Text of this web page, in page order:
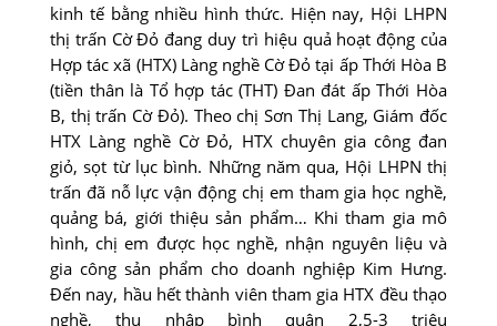
kinh tế bằng nhiều hình thức. Hiện nay, Hội LHPN
thị trấn Cờ Ðỏ đang duy trì hiệu quả hoạt động của
Hợp tác xã (HTX) Làng nghề Cờ Ðỏ tại ấp Thới Hòa B
(tiền thân là Tổ hợp tác (THT) Ðan đát ấp Thới Hòa
B, thị trấn Cờ Ðỏ). Theo chị Sơn Thị Lang, Giám đốc
HTX Làng nghề Cờ Ðỏ, HTX chuyên gia công đan
giỏ, sọt từ lục bình. Những năm qua, Hội LHPN thị
trấn đã nỗ lực vận động chị em tham gia học nghề,
quảng bá, giới thiệu sản phẩm… Khi tham gia mô
hình, chị em được học nghề, nhận nguyên liệu và
gia công sản phẩm cho doanh nghiệp Kim Hưng.
Ðến nay, hầu hết thành viên tham gia HTX đều thạo
nghề, thu nhập bình quân 2,5-3 triệu